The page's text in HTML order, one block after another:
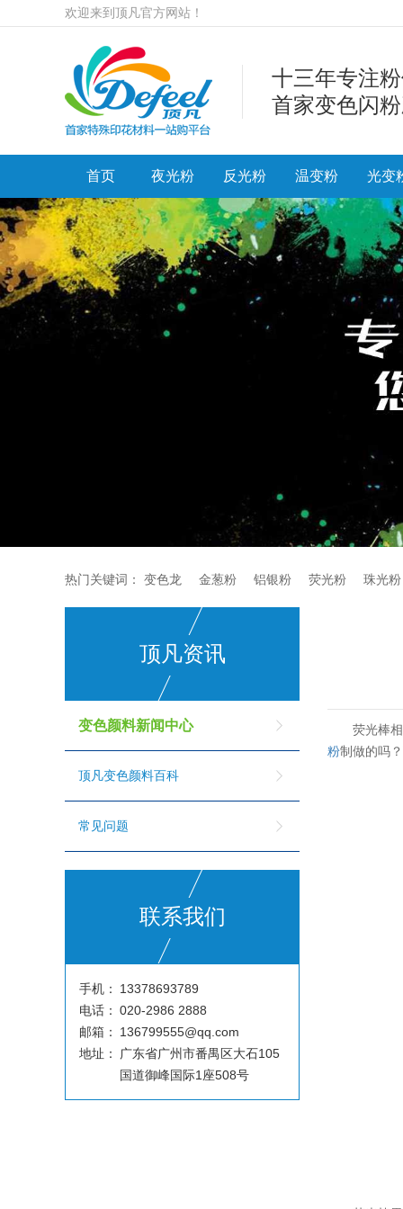
欢迎来到顶凡官方网站！
十三年专注
首家变色闪
首页 夜光粉 反光粉 温变粉 光变
热门关键词： 变色龙 金葱粉 铝银粉 荧光粉 珠光粉
顶凡资讯
变色颜料新闻中心
顶凡变色颜料百科
常见问题
联系我们
手机：
13378693789
电话： 020-2986 2888
邮箱：
136799555@qq.com
地址：
广东省广州市番禺区大石105
国道御峰国际1座508号
荧光棒
粉制做的吗